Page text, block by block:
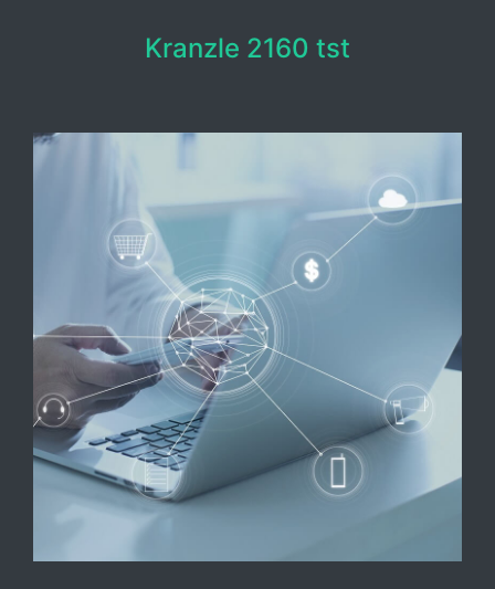
Kranzle 2160 tst